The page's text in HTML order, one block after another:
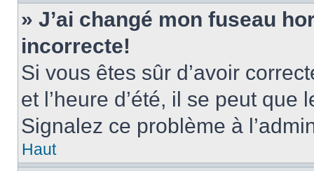
» J’ai changé mon fuseau
incorrecte!
Si vous êtes sûr d’avoir
et l’heure d’été, il se peut que
Signalez ce problème à
Haut